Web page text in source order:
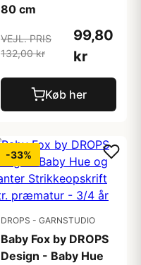
80 cm
VEJL. PRIS
132,00 kr
99,80
kr
Køb her
-33%
DROPS - GARNSTUDIO
Baby Fox by DROPS
Design - Baby Hue